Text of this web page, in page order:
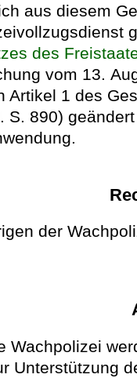
aus diesem
des
vom 13.
Artikel 1 des
S. 890)
der
Wachpolizei
Unterstützung